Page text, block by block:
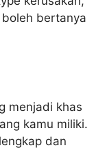
bertanya
menjadi khas
kamu miliki.
dan